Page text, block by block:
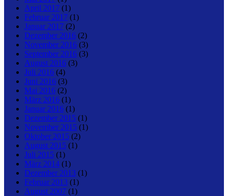
April 2017 (1)
Februar 2017 (1)
Januar 2017 (2)
Dezember 2016 (2)
November 2016 (3)
September 2016 (3)
August 2016 (3)
Juli 2016 (4)
Juni 2016 (3)
Mai 2016 (2)
März 2016 (1)
Januar 2016 (1)
Dezember 2015 (1)
November 2015 (1)
Oktober 2015 (2)
August 2015 (1)
Juli 2015 (1)
März 2014 (1)
Dezember 2013 (1)
Februar 2013 (1)
August 2007 (1)